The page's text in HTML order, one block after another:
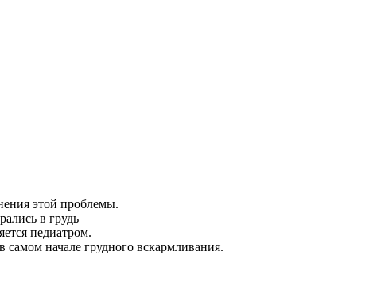
этой проблемы.
в грудь
педиатром.
начале грудного вскармливания.